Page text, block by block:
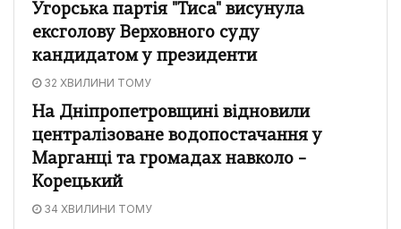
Угорська партія "Тиса" висунула
ексголову Верховного суду
кандидатом у президенти
32 ХВИЛИНИ ТОМУ
На Дніпропетровщині відновили
централізоване водопостачання у
Марганці та громадах навколо –
Корецький
34 ХВИЛИНИ ТОМУ